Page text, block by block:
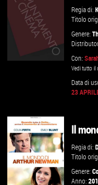
Regia di:
Titolo
Genere:
Con:
Vedi tutto il
Data di
23
Il
Regia di:
Titolo
Genere:
Anno: